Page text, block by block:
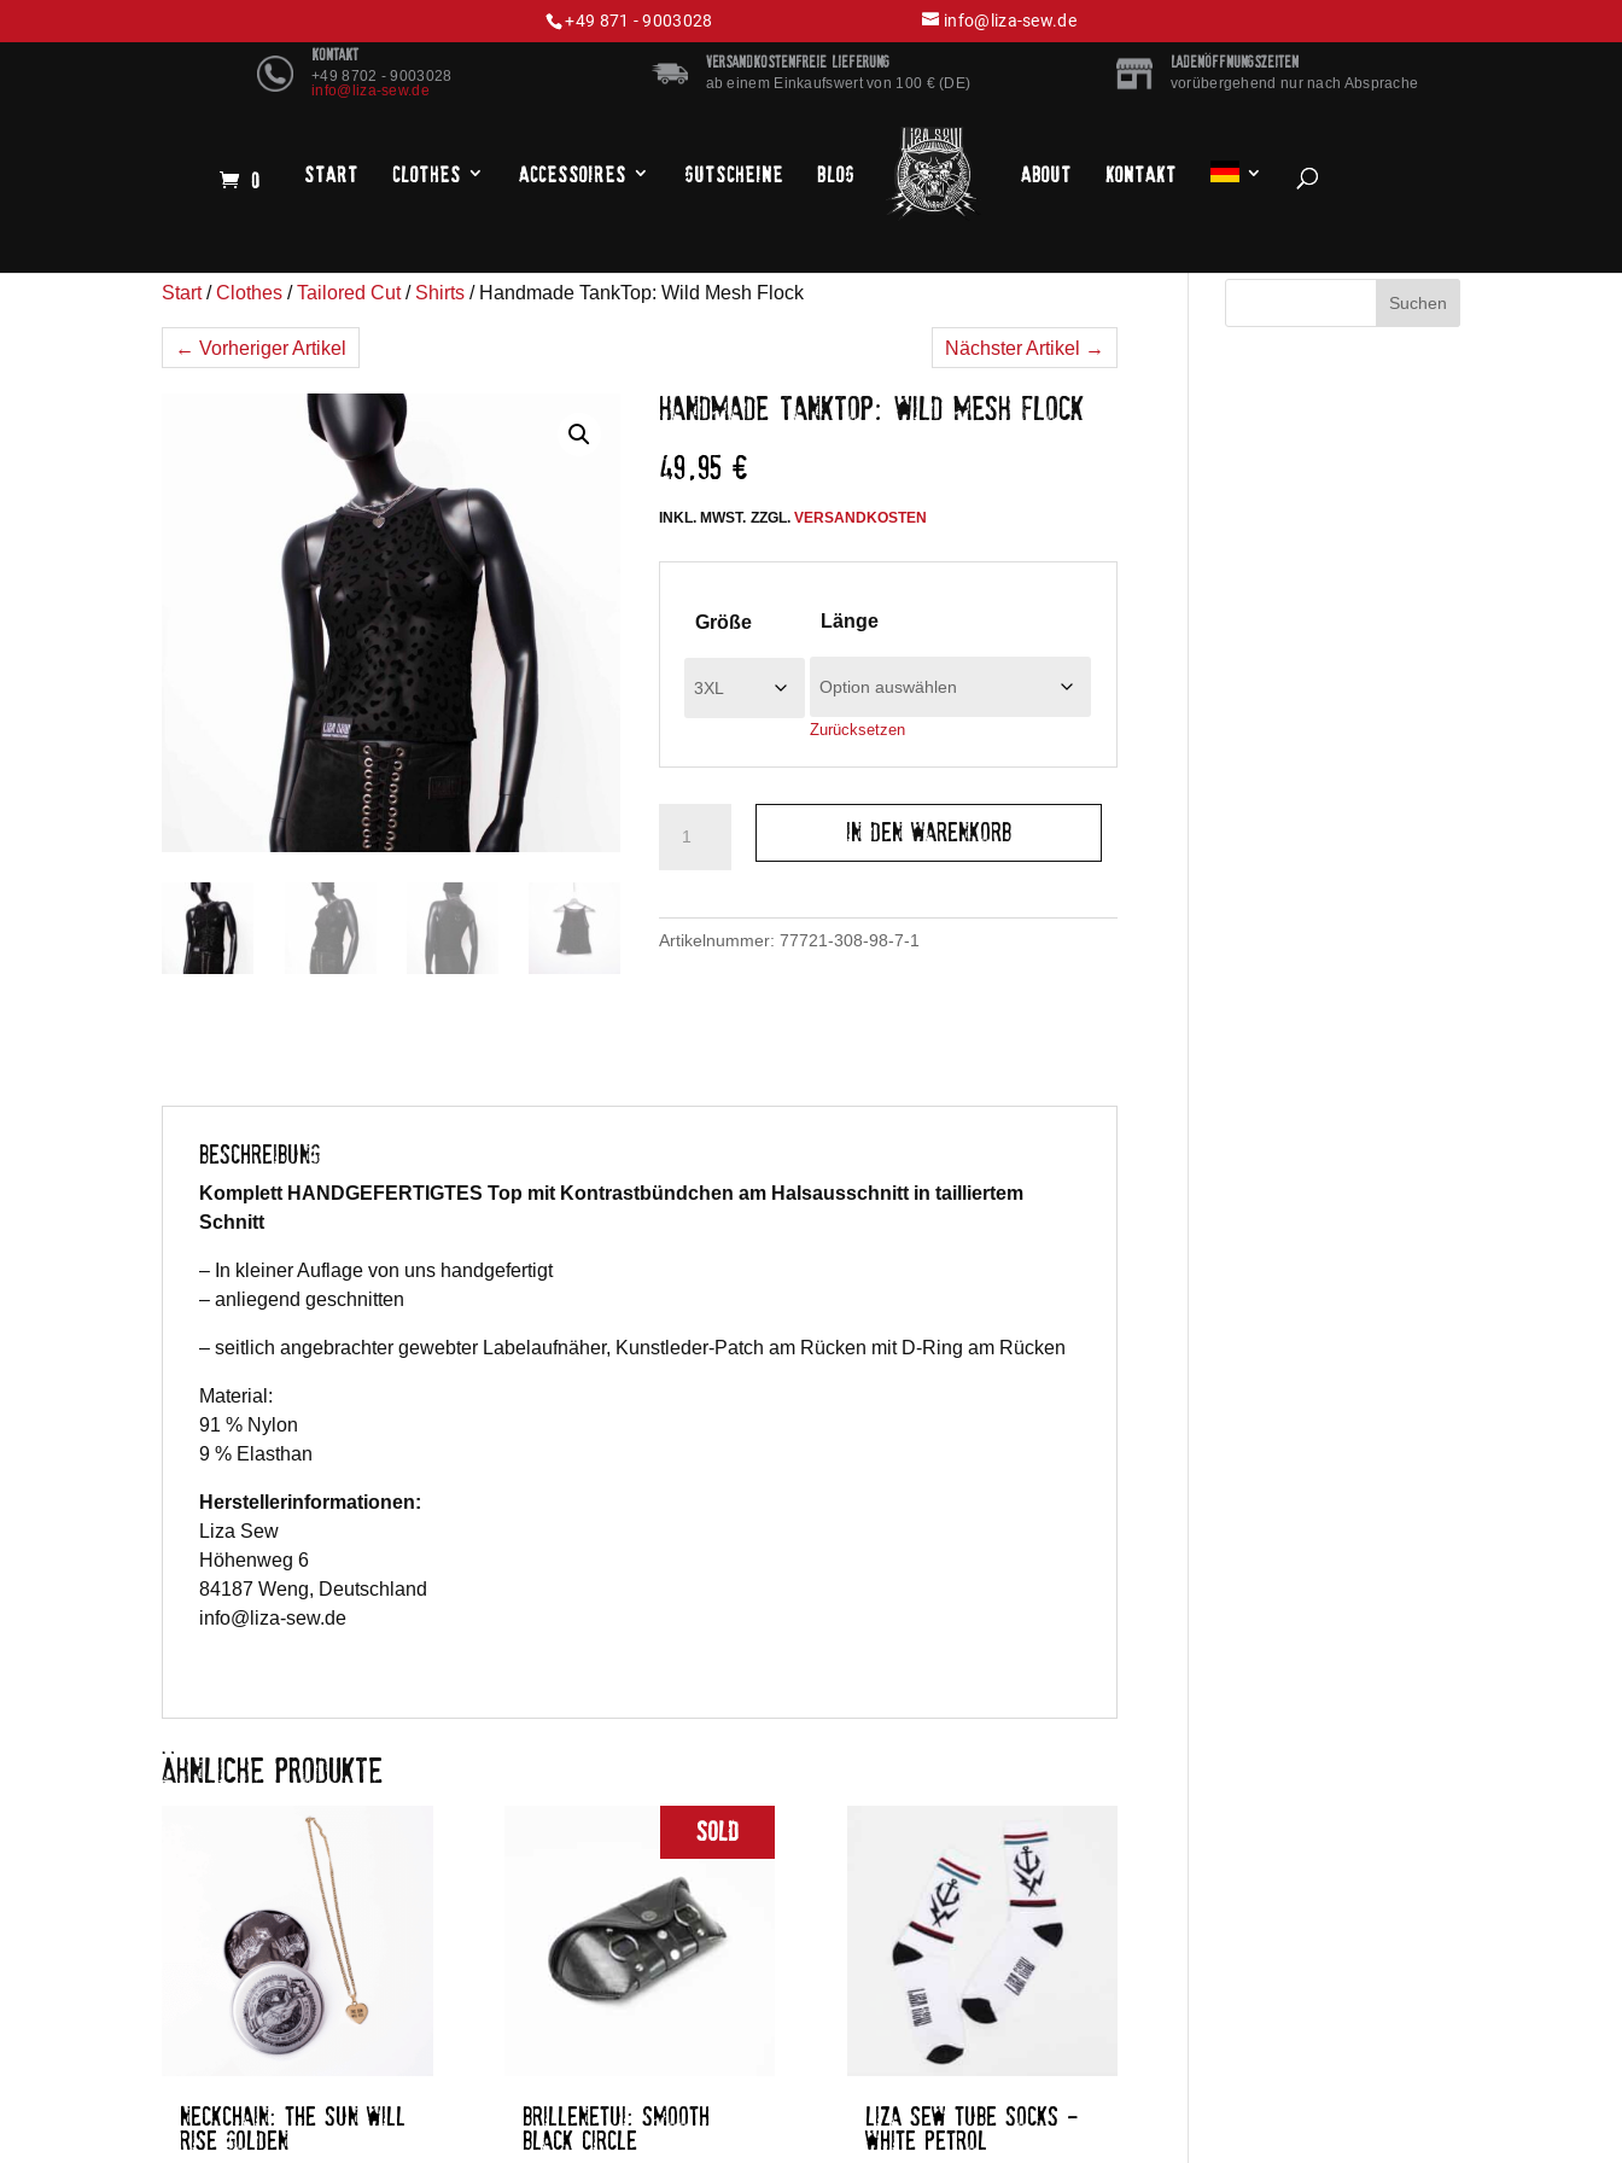
KONTAKT
+49 8702 - 9003028
info@liza-sew.de
VERSANDKOSTENFREIE LIEFERUNG
ab einem Einkaufswert von 100 € (DE)
LADENÖFFNUNGSZEITEN
vorübergehend nur nach Absprache
+49 871 - 9003028 info@liza-sew.de
0 Start Clothes Accessoires Gutscheine Blog About Kontakt
Start/Clothes /Tailored Cut/ Shirts / Handmade TankTop: Wild Mesh Flock
← Vorheriger Artikel Nächster Artikel →
HANDMADE TANKTOP: WILD MESH FLOCK
49,95€
INKL. MWST. ZZGL.VERSANDKOSTEN
Größe Länge
Zurücksetzen
TankTop:
Flock
In den Warenkorb
Artikelnummer:77721-308-98-7-1
BESCHREIBUNG
Komplett HANDGEFERTIGTES Top mit Kontrastbündchen am Halsausschnitt in tailliertem
Schnitt
– In kleiner Auflage von uns handgefertigt
– anliegend geschnitten
– seitlich angebrachter gewebter Labelaufnäher, Kunstleder-Patch am Rücken mit D-Ring am Rücken
Material:
91 % Nylon
9 % Elasthan
Herstellerinformationen:
Liza Sew
Höhenweg 6
84187 Weng, Deutschland
info@liza-sew.de
ÄHNLICHE PRODUKTE
NECKCHAIN: THE SUN WILL
RISE GOLDEN
Sold
BRILLENETUI: SMOOTH
BLACK CIRCLE
LIZA SEW TUBE SOCKS –
WHITE PETROL